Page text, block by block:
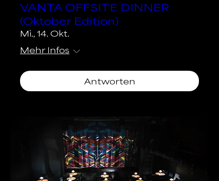
VANTA OFFSITE DINNER
(Oktober Edition)
Mi., 14. Okt.
Mehr Infos
Antworten